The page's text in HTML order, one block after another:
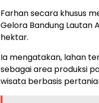
Farhan secara khusus
Gelora Bandung Lautan
hektar.
Ia mengatakan, lahan
sebagai area produksi
wisata berbasis